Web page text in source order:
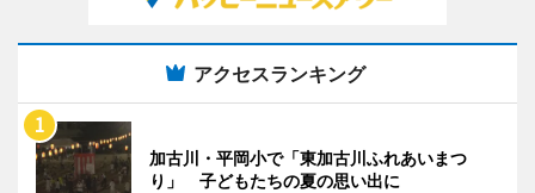
アクセスランキング
加古川・平岡小で「東加古川ふれあいまつ
り」 子どもたちの夏の思い出に